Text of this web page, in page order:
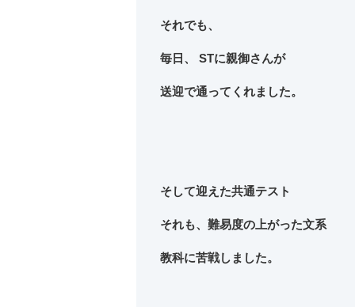
それでも、
毎日、 STに親御さんが
送迎で通ってくれました。
そして迎えた共通テスト
それも、難易度の上がった文系
教科に苦戦しました。